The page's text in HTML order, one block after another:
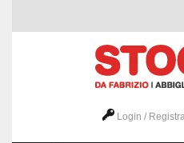
Login /